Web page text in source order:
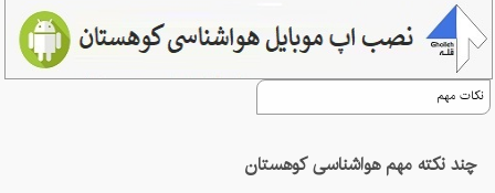
نکات مهم
چند نکته مهم هواشناسی کوهستان